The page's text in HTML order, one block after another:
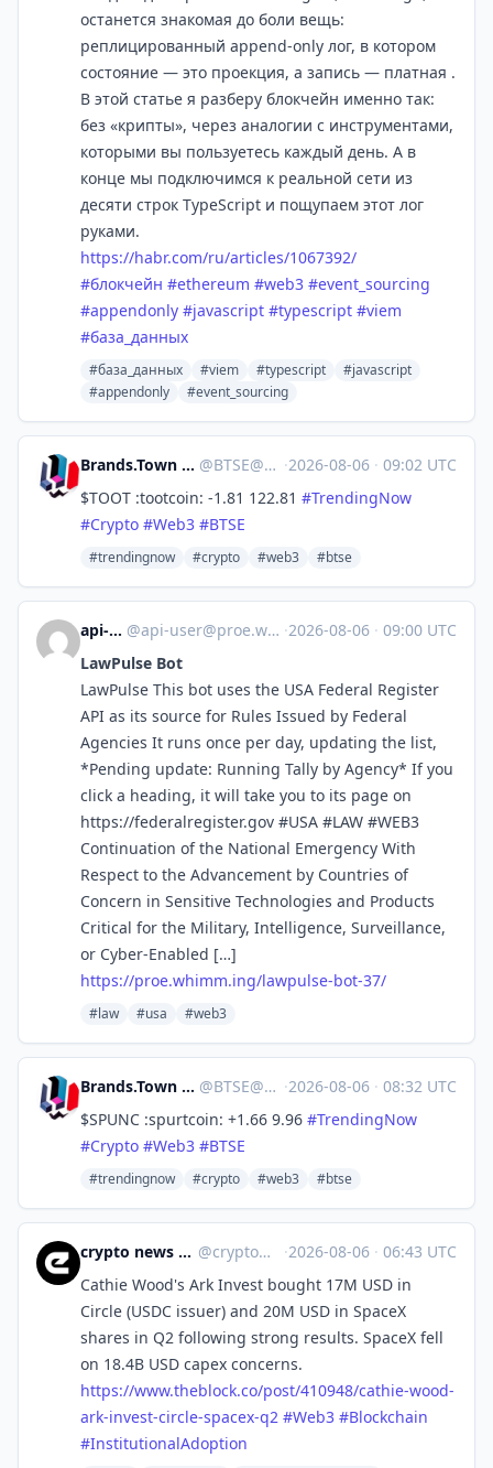
останется знакомая до боли вещь:
реплицированный append‑only лог, в котором
состояние — это проекция, а запись — платная .
В этой статье я разберу блокчейн именно так:
без «крипты», через аналогии с инструментами,
которыми вы пользуетесь каждый день. А в
конце мы подключимся к реальной сети из
десяти строк TypeScript и пощупаем этот лог
руками.
https://habr.com/ru/articles/1067392/
#блокчейн #ethereum #web3 #event_sourcing
#appendonly #javascript #typescript #viem
#база_данных
#база_данных #viem #typescript
#javascript
#appendonly
#event_sourcing
Brands.Town Stock Exchange @BTSE@brands.town ·2026-08-06 · 09:02 UTC
$TOOT :tootcoin: -1.81 122.81 #TrendingNow
#Crypto #Web3 #BTSE
#trendingnow #crypto #web3 #btse
api-user @api-user@proe.whimm.ing ·2026-08-06 · 09:00 UTC
LawPulse Bot
LawPulse This bot uses the USA Federal Register
API as its source for Rules Issued by Federal
Agencies It runs once per day, updating the list,
*Pending update: Running Tally by Agency* If you
click a heading, it will take you to its page on
https://federalregister.gov #USA #LAW #WEB3
Continuation of the National Emergency With
Respect to the Advancement by Countries of
Concern in Sensitive Technologies and Products
Critical for the Military, Intelligence, Surveillance,
or Cyber-Enabled […]
https://proe.whimm.ing/lawpulse-bot-37/
#law #usa #web3
Brands.Town Stock Exchange @BTSE@brands.town ·2026-08-06 · 08:32 UTC
$SPUNC :spurtcoin: +1.66 9.96 #TrendingNow
#Crypto #Web3 #BTSE
#trendingnow #crypto #web3 #btse
crypto news 🧠 eicker.crypto @crypto@eicker.news ·2026-08-06 · 06:43 UTC
Cathie Wood's Ark Invest bought 17M USD in
Circle (USDC issuer) and 20M USD in SpaceX
shares in Q2 following strong results. SpaceX fell
on 18.4B USD capex concerns.
https://www.theblock.co/post/410948/cathie-wood-
ark-invest-circle-spacex-q2 #Web3 #Blockchain
#InstitutionalAdoption